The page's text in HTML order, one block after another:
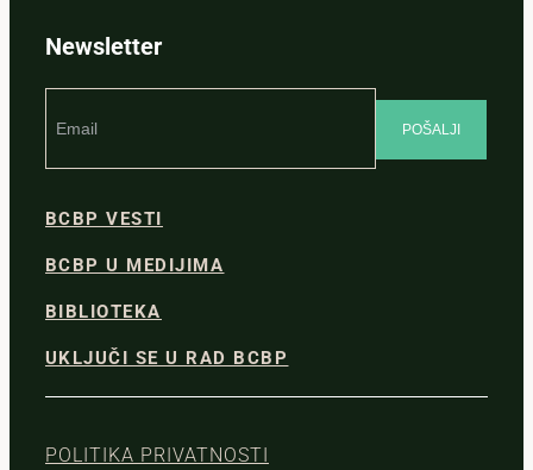
Newsletter
BCBP VESTI
BCBP U MEDIJIMA
BIBLIOTEKA
UKLJUČI SE U RAD BCBP
POLITIKA PRIVATNOSTI